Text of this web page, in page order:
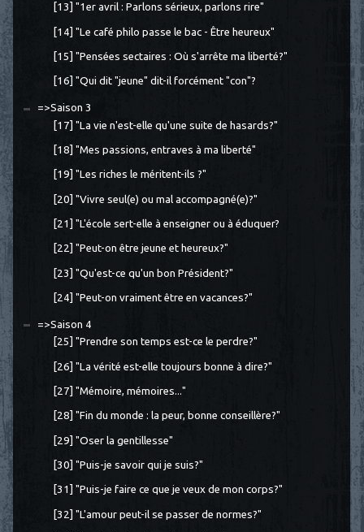
[13] "1er avril : Parlons sérieux, parlons rire"
[14] "Le café philo passe le bac - Être heureux"
[15] "Pensées sectaires : Où s'arrête ma liberté?"
[16] "Qui dit "jeune" dit-il forcément "con"?
=>Saison 3
[17] "La vie n'est-elle qu'une suite de hasards?"
[18] "Mes passions, entraves à ma liberté"
[19] "Les riches le méritent-ils ?"
[20] "Vivre seul(e) ou mal accompagné(e)?"
[21] "L'école sert-elle à enseigner ou à éduquer?
[22] "Peut-on être jeune et heureux?"
[23] "Qu'est-ce qu'un bon Président?"
[24] "Peut-on vraiment être en vacances?"
=>Saison 4
[25] "Prendre son temps est-ce le perdre?"
[26] "La vérité est-elle toujours bonne à dire?"
[27] "Mémoire, mémoires..."
[28] "Fin du monde : la peur, bonne conseillère?"
[29] "Oser la gentillesse"
[30] "Puis-je savoir qui je suis?"
[31] "Puis-je faire ce que je veux de mon corps?"
[32] "L'amour peut-il se passer de normes?"